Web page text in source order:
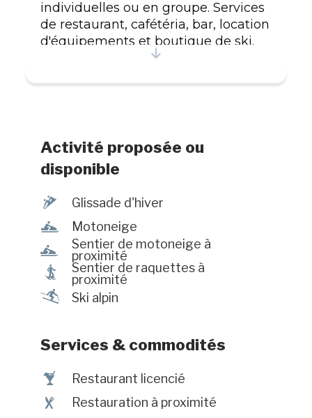
individuelles ou en groupe. Services
de restaurant, cafétéria, bar, location
d'équipements et boutique de ski.
Plusieurs activités compétitives et
Activité proposée ou
disponible
¬ Glissade d'hiver
n Motoneige
n
Sentier de motoneige à
proximité
ó
Sentier de raquettes à
proximité
a Ski alpin
Services & commodités
† Restaurant licencié
¶ Restauration à proximité